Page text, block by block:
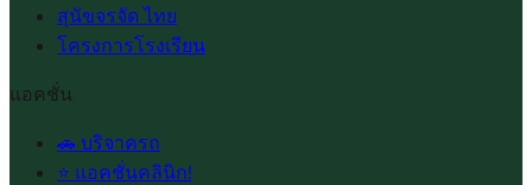
สุนัขจรจัด ไทย
โครงการโรงเรียน
แอคชั่น
🚗 บริจาครถ
⭐ แอคชั่นคลินิก!